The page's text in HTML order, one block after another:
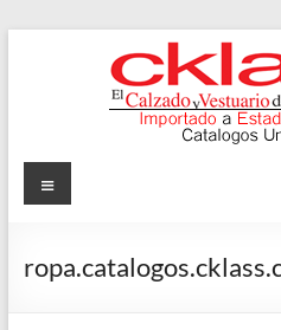
Cklass
y
Menu